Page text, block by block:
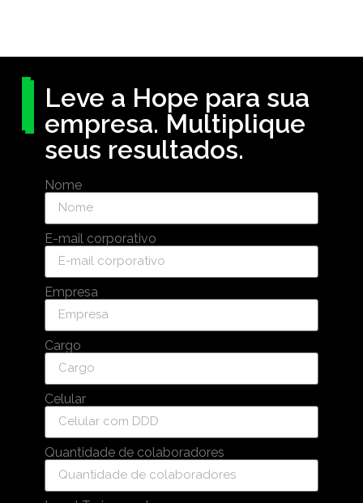
Leve a Hope para sua
empresa. Multiplique
seus resultados.
Nome
E-mail corporativo
Empresa
Cargo
Celular
Quantidade de colaboradores